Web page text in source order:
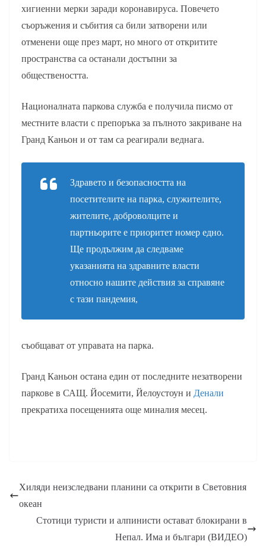
хигиенни мерки заради коронавируса. Повечето
съоръжения и събития са били затворени или
отменени още през март, но много от откритите
пространства са останали достъпни за
обществеността.
Националната паркова служба е получила писмо от
местните власти с препоръка за пълното закриване на
Гранд Каньон и от там са реагирали веднага.
Здравето и безопасността на
посетителите на парка, служителите,
жителите, доброволците и
партньорите е приоритет номер едно.
Ще продължим да следваме
указанията на здравните власти
относно нашите действия за справяне
с тази пандемия,
съобщават от управата на парка.
Гранд Каньон остана един от последните незатворени
паркове в САЩ. Йосемити, Йелоустоун и Денали
прекратиха посещенията още миналия месец.
Хиляди неизследвани планини са открити в Световния
океан
Стотици туристи и алпинисти остават блокирани в
Непал. Има и българи (ВИДЕО)